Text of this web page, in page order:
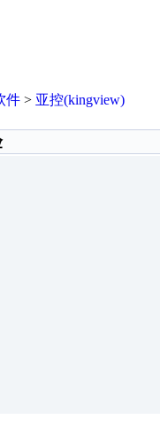
件 > 亚控(kingview)